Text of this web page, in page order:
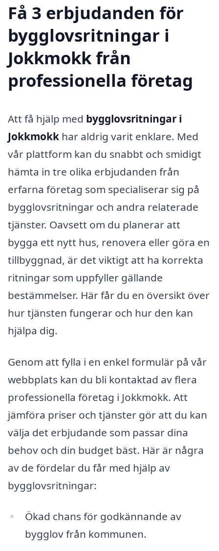
Få 3 erbjudanden för
bygglovsritningar i
Jokkmokk från
professionella företag
Att få hjälp med bygglovsritningar i
Jokkmokk har aldrig varit enklare. Med
vår plattform kan du snabbt och smidigt
hämta in tre olika erbjudanden från
erfarna företag som specialiserar sig på
bygglovsritningar och andra relaterade
tjänster. Oavsett om du planerar att
bygga ett nytt hus, renovera eller göra en
tillbyggnad, är det viktigt att ha korrekta
ritningar som uppfyller gällande
bestämmelser. Här får du en översikt över
hur tjänsten fungerar och hur den kan
hjälpa dig.
Genom att fylla i en enkel formulär på vår
webbplats kan du bli kontaktad av flera
professionella företag i Jokkmokk. Att
jämföra priser och tjänster gör att du kan
välja det erbjudande som passar dina
behov och din budget bäst. Här är några
av de fördelar du får med hjälp av
bygglovsritningar:
Ökad chans för godkännande av
bygglov från kommunen.